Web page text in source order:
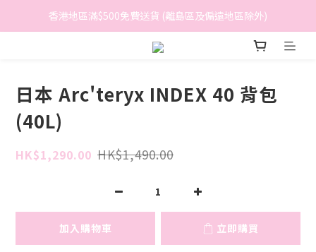
香港地區滿$500免費送貨 (離島區及偏遠地區除外)
香港地區滿$500免費送貨 (離島區及偏遠地區除外)
BreeziB 會員享有額外折扣及積分優惠
日本 Arc'teryx INDEX 40 背包
(40L)
HK$1,290.00 HK$1,490.00
加入購物車 立即購買